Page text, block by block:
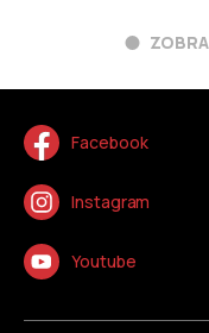
Facebook
Instagram
Youtube